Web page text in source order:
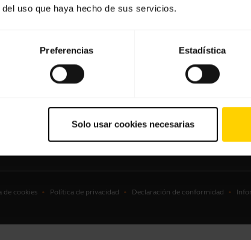
uso que haya hecho de sus servicios.
Preferencias Estadística
Solo usar cookies necesarias
manos libres
personales
Localizador de
de cookies Política de privacidad Declaración de conformidad